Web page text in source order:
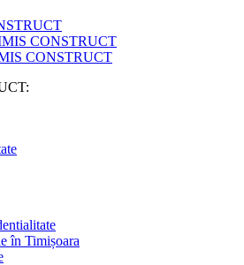
CONSTRUCT
CONSTRUCT
în Timișoara